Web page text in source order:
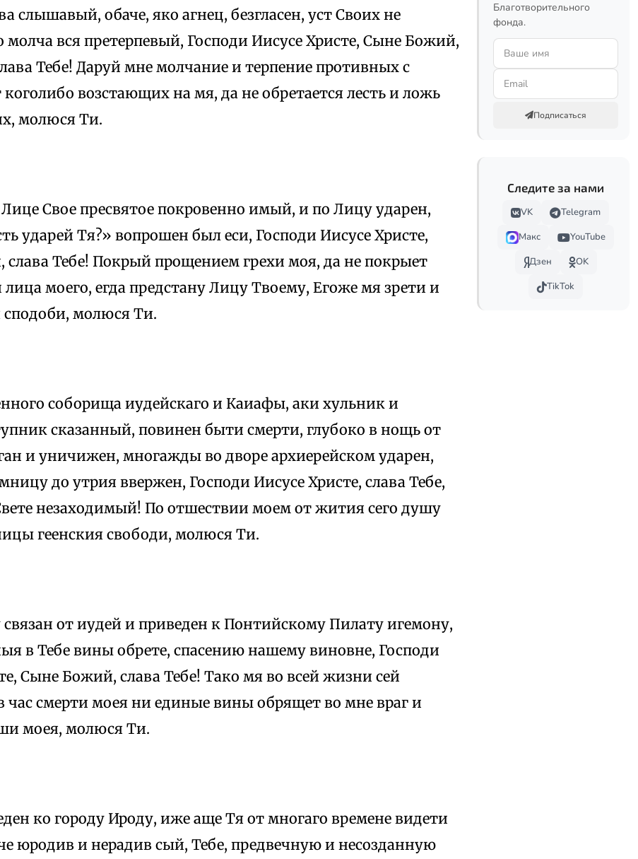
слышавый, обаче, яко агнец, безгласен, уст Своих не
молча вся претерпевый, Господи Иисусе Христе, Сыне Божий,
Тебе! Даруй мне молчание и терпение противных с
коголибо возстающих на мя, да не обретается лесть и ложь
молюся Ти.
Свое пресвятое покровенно имый, и по Лицу ударен,
ударей Тя?» вопрошен был еси, Господи Иисусе Христе,
Тебе! Покрый прощением грехи моя, да не покрыет
моего, егда предстану Лицу Твоему, Егоже мя зрети и
молюся Ти.
соборища иудейскаго и Каиафы, аки хульник и
сказанный, повинен быти смерти, глубоко в нощь от
и уничижен, многажды во дворе архиерейском ударен,
до утрия ввержен, Господи Иисусе Христе, слава Тебе,
незаходимый! По отшествии моем от жития сего душу
геенския свободи, молюся Ти.
от иудей и приведен к Понтийскому Пилату игемону,
в Тебе вины обрете, спасению нашему виновне, Господи
Сыне Божий, слава Тебе! Тако мя во всей жизни сей
час смерти моея ни единые вины обрящет во мне враг и
моея, молюся Ти.
ко городу Ироду, иже аще Тя от многаго времене видети
юродив и нерадив сый, Тебе, предвечную и несозданную
Благотворительного
фонда.
Подписаться
Следите за нами
VK
Telegram
Макс
YouTube
Дзен
OK
TikTok